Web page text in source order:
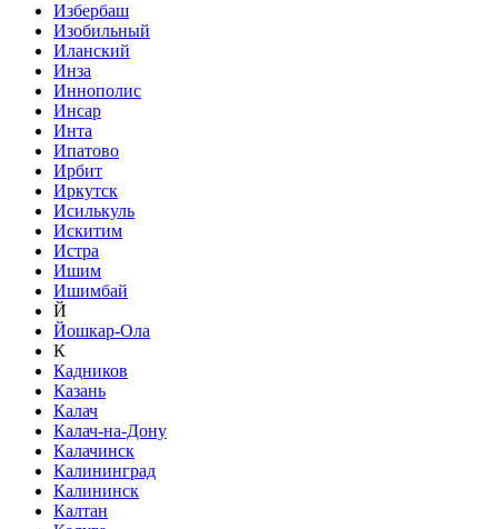
Избербаш
Изобильный
Иланский
Инза
Иннополис
Инсар
Инта
Ипатово
Ирбит
Иркутск
Исилькуль
Искитим
Истра
Ишим
Ишимбай
Й
Йошкар-Ола
К
Кадников
Казань
Калач
Калач-на-Дону
Калачинск
Калининград
Калининск
Калтан